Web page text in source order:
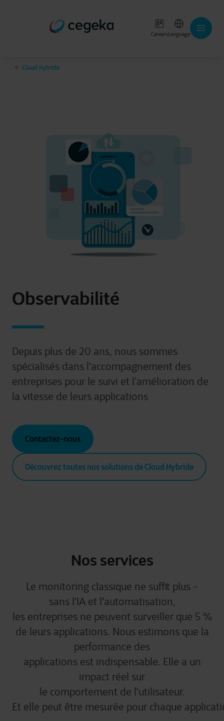
CareersLanguage
Cloud Hybride
Observabilité
Depuis plus de 20 ans, nous sommes
spécialisés dans l'accompagnement des
entreprises pour le suivi et l’amélioration de
la vitesse de leurs applications
Contactez-nous
Découvrez toutes nos solutions de Cloud Hybride
Nos services
Le monitoring classique ne suffit plus -
sans l'IAet l'automatisation,
les entreprisesne peuvent surveillerque 5 %
de leursapplications. Nous estimonsque la
performance des
applications est indispensable. Elle a un
impact réel sur
le comportement de l'utilisateur.
Et elle peut être mesurée pour chaque